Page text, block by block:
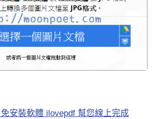
安裝軟體 ilovepdf 幫您線上完成